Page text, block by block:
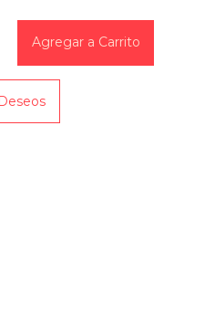
Agregar a Carrito